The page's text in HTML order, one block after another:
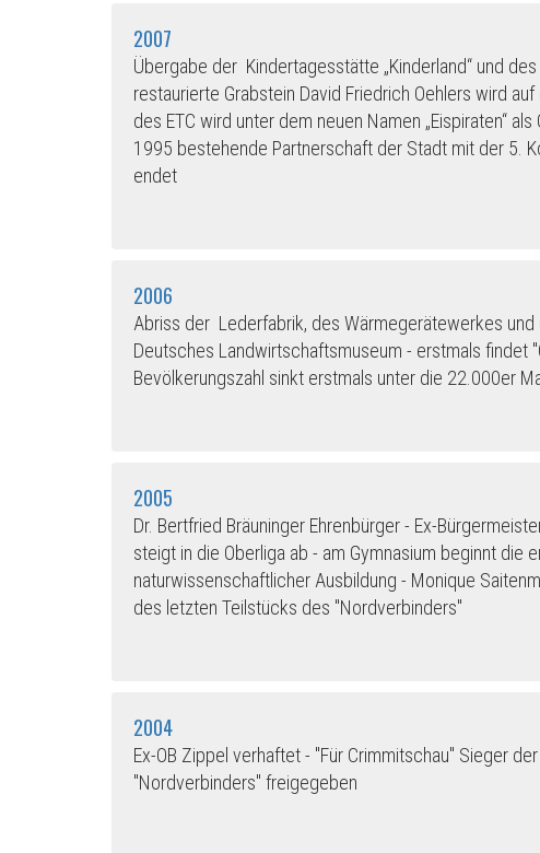
2007
Übergabe der Kindertagesstätte „Kinderland“ und
restaurierte Grabstein David Friedrich Oehlers wird
des ETC wird unter dem neuen Namen „Eispiraten“
1995 bestehende Partnerschaft der Stadt mit der 5.
endet
2006
Abriss der Lederfabrik, des Wärmegerätewerkes und
Deutsches Landwirtschaftsmuseum - erstmals findet
Bevölkerungszahl sinkt erstmals unter die 22.000er
2005
Dr. Bertfried Bräuninger Ehrenbürger - Ex-
steigt in die Oberliga ab - am Gymnasium beginnt die
naturwissenschaftlicher Ausbildung - Monique
des letzten Teilstücks des "Nordverbinders"
2004
Ex-OB Zippel verhaftet - "Für Crimmitschau" Sieger
"Nordverbinders" freigegeben